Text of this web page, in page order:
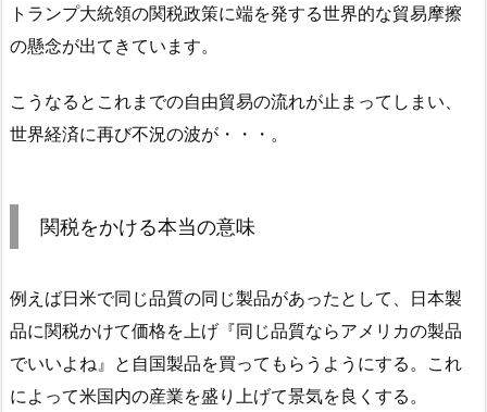
トランプ大統領の関税政策に端を発する世界的な貿易摩擦
の懸念が出てきています。
こうなるとこれまでの自由貿易の流れが止まってしまい、
世界経済に再び不況の波が・・・。
関税をかける本当の意味
例えば日米で同じ品質の同じ製品があったとして、日本製
品に関税かけて価格を上げ『同じ品質ならアメリカの製品
でいいよね』と自国製品を買ってもらうようにする。これ
によって米国内の産業を盛り上げて景気を良くする。